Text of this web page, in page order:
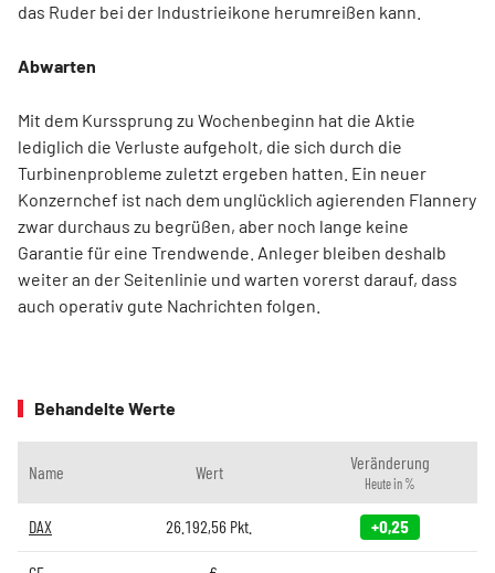
das Ruder bei der Industrieikone herumreißen kann.
Abwarten
Mit dem Kurssprung zu Wochenbeginn hat die Aktie
lediglich die Verluste aufgeholt, die sich durch die
Turbinenprobleme zuletzt ergeben hatten. Ein neuer
Konzernchef ist nach dem unglücklich agierenden Flannery
zwar durchaus zu begrüßen, aber noch lange keine
Garantie für eine Trendwende. Anleger bleiben deshalb
weiter an der Seitenlinie und warten vorerst darauf, dass
auch operativ gute Nachrichten folgen.
Behandelte Werte
Name Wert Veränderung
Heute in %
DAX 26.192,56 Pkt. +0,25